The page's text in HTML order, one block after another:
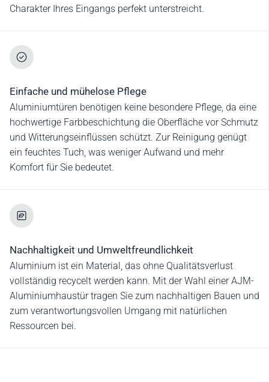
Charakter Ihres Eingangs perfekt unterstreicht.
Einfache und mühelose Pflege
Aluminiumtüren benötigen keine besondere Pflege, da eine
hochwertige Farbbeschichtung die Oberfläche vor Schmutz
und Witterungseinflüssen schützt. Zur Reinigung genügt
ein feuchtes Tuch, was weniger Aufwand und mehr
Komfort für Sie bedeutet.
Nachhaltigkeit und Umweltfreundlichkeit
Aluminium ist ein Material, das ohne Qualitätsverlust
vollständig recycelt werden kann. Mit der Wahl einer AJM-
Aluminiumhaustür tragen Sie zum nachhaltigen Bauen und
zum verantwortungsvollen Umgang mit natürlichen
Ressourcen bei.